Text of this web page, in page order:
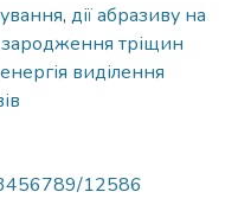
, дії абразиву на
зародження тріщин
енергія виділення
12586